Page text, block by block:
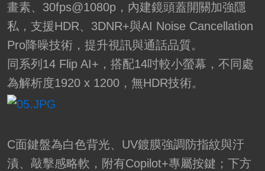
畫素、30fps@1080p，內建鏡頭蓋開關加強隱
私，支援HDR、3DNR+與AI Noise Cancellation
Pro降噪技術，提升視訊與通話品質。
同系列14 Flip AI+，搭配14吋較小螢幕，不同處
為解析度1920 x 1200，無HDR技術。
C面鍵盤為白色背光、UV鍍膜強調防指紋與汙
漬、敲擊感略軟，附有Copilot+專屬按鍵；下方